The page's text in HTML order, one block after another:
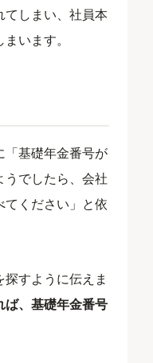
しまい、社員本
います。
「基礎年金番号が
でしたら、会社
てください」と依
すように伝えま
ば、基礎年金番号